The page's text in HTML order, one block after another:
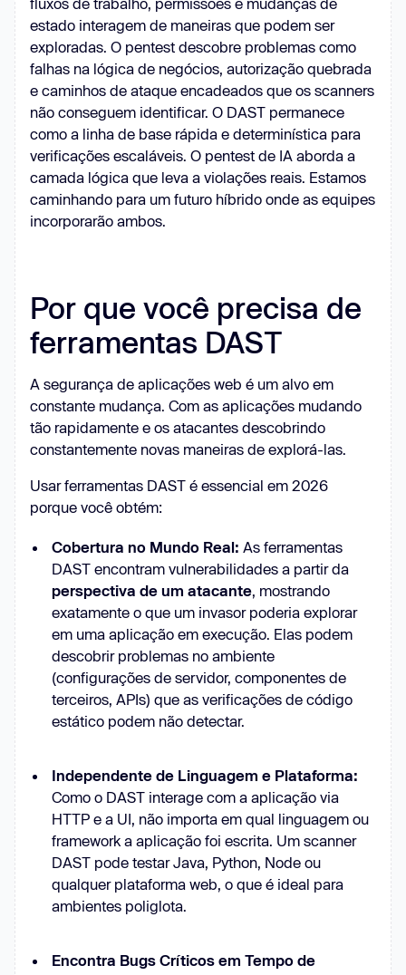
estado interagem de maneiras que podem ser
exploradas. O pentest descobre problemas como
falhas na lógica de negócios, autorização quebrada
e caminhos de ataque encadeados que os scanners
não conseguem identificar. O DAST permanece
como a linha de base rápida e determinística para
verificações escaláveis. O pentest de IA aborda a
camada lógica que leva a violações reais. Estamos
caminhando para um futuro híbrido onde as equipes
incorporarão ambos.
Por que você precisa de
ferramentas DAST
A segurança de aplicações web é um alvo em
constante mudança. Com as aplicações mudando
tão rapidamente e os atacantes descobrindo
constantemente novas maneiras de explorá-las.
Usar ferramentas DAST é essencial em 2026
porque você obtém:
Cobertura no Mundo Real: As ferramentas
DAST encontram vulnerabilidades a partir da
perspectiva de um atacante, mostrando
exatamente o que um invasor poderia explorar
em uma aplicação em execução. Elas podem
descobrir problemas no ambiente
(configurações de servidor, componentes de
terceiros, APIs) que as verificações de código
estático podem não detectar.
Independente de Linguagem e Plataforma:
Como o DAST interage com a aplicação via
HTTP e a UI, não importa em qual linguagem ou
framework a aplicação foi escrita. Um scanner
DAST pode testar Java, Python, Node ou
qualquer plataforma web, o que é ideal para
ambientes poliglota.
Encontra Bugs Críticos em Tempo de